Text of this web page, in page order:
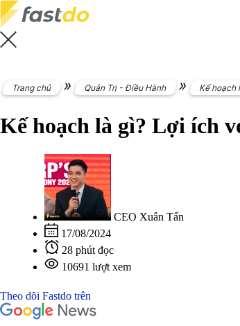
Trang chủ » Quản Trị - Điều Hành » Kế hoạch
Kế hoạch là gì? Lợi ích
CEO Xuân Tấn
17/08/2024
28 phút đọc
10691 lượt xem
Theo dõi Fastdo trên